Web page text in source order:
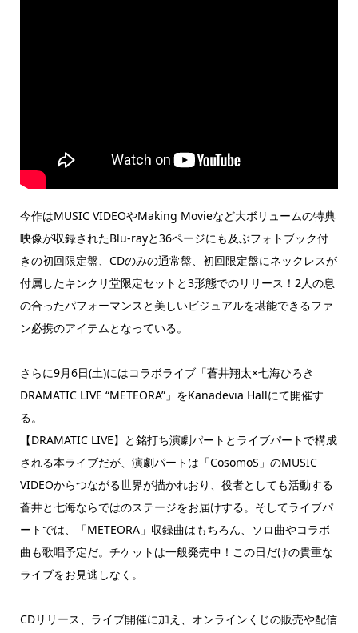
今作はMUSIC VIDEOやMaking Movieなど大ボリュームの特典
映像が収録されたBlu-rayと36ページにも及ぶフォトブック付
きの初回限定盤、CDのみの通常盤、初回限定盤にネックレスが
付属したキンクリ堂限定セットと3形態でのリリース！2人の息
の合ったパフォーマンスと美しいビジュアルを堪能できるファ
ン必携のアイテムとなっている。
さらに9月6日(土)にはコラボライブ「蒼井翔太×七海ひろき
DRAMATIC LIVE “METEORA”」をKanadevia Hallにて開催す
る。
【DRAMATIC LIVE】と銘打ち演劇パートとライブパートで構成
される本ライブだが、演劇パートは「CosomoS」のMUSIC
VIDEOからつながる世界が描かれおり、役者としても活動する
蒼井と七海ならではのステージをお届けする。そしてライブパ
ートでは、「METEORA」収録曲はもちろん、ソロ曲やコラボ
曲も歌唱予定だ。チケットは一般発売中！この日だけの貴重な
ライブをお見逃しなく。
CDリリース、ライブ開催に加え、オンラインくじの販売や配信